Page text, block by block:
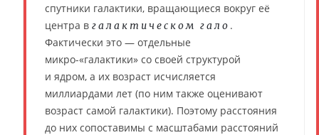
спутники галактики, вращающиеся вокруг её
центра в галактическом гало .
Фактически это — отдельные
микро-«галактики» со своей структурой
и ядром, a их возраст исчисляется
миллиардами лет (по ним также оценивают
возраст самой галактики). Поэтому расстояния
до них сопоставимы с масштабами расстояний